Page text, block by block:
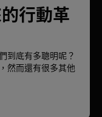
行動革
到底有多聰明呢？
然而還有很多其他